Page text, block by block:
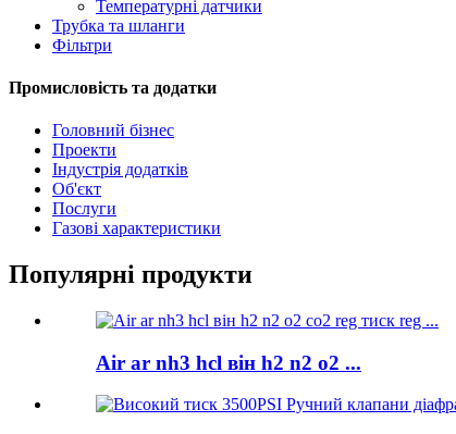
Температурні датчики
Трубка та шланги
Фільтри
Промисловість та додатки
Головний бізнес
Проекти
Індустрія додатків
Об'єкт
Послуги
Газові характеристики
Популярні продукти
Air ar nh3 hcl він h2 n2 o2 ...